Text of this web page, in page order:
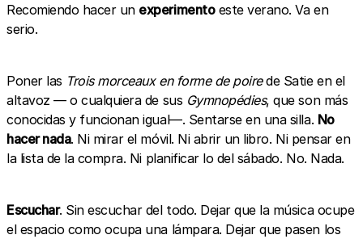
Recomiendo hacer un experimentoeste verano. Va en
serio.
Poner las Trois morceaux en forme de poirede Satie en el
altavoz — o cualquiera de sus Gymnopédies, que son más
conocidas y funcionan igual—. Sentarse en una silla. No
hacer nada. Ni mirar el móvil. Ni abrir un libro. Ni pensar en
la lista de la compra. Ni planificar lo del sábado. No. Nada.
Escuchar. Sin escuchar del todo. Dejar que la música ocupe
el espacio como ocupa una lámpara. Dejar que pasen los